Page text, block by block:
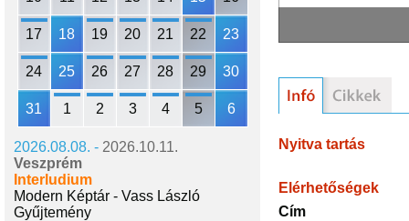
17 18 19 20 21 22 23
24 25 26 27 28 29 30
31 1 2 3 4 5 6
2026.08.08. - 2026.10.11.
Veszprém
Interludium
Modern Képtár - Vass László
Gyűjtemény
Nyitva tartás
Elérhetőségek
Cím